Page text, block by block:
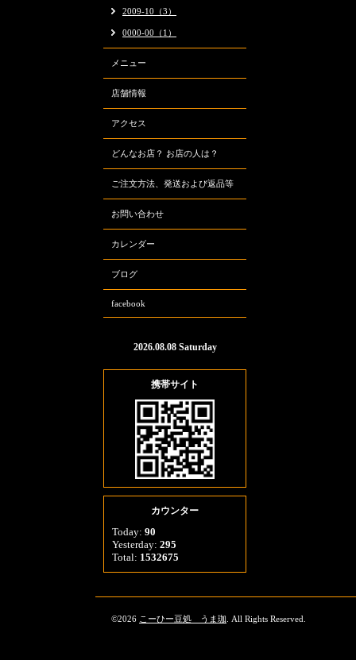
2009-10（3）
0000-00（1）
メニュー
店舗情報
アクセス
どんなお店？ お店の人は？
ご注文方法、発送および返品等
お問い合わせ
カレンダー
ブログ
facebook
2026.08.08 Saturday
携帯サイト
カウンター
Today: 90
Yesterday: 295
Total: 1532675
©2026 こーひー豆処 うま珈 . All Rights Reserved.